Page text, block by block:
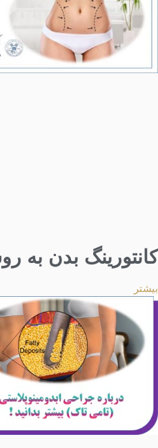
کانتورینگ بدن به
بیشتر